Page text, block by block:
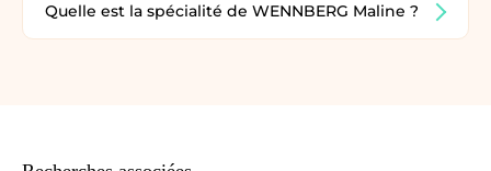
Quelle est la spécialité de WENNBERG Maline ?